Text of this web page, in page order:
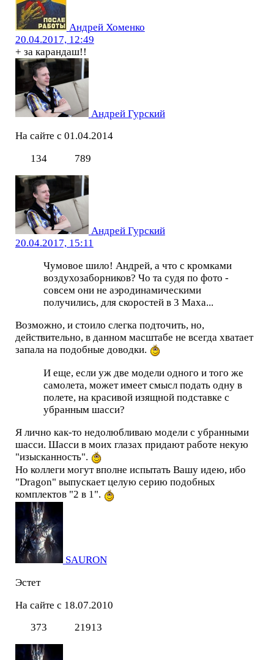
Андрей Хоменко
20.04.2017, 12:49
+ за карандаш!!
Андрей Гурский
На сайте с 01.04.2014
134
789
Андрей Гурский
20.04.2017, 15:11
Чумовое шило! Андрей, а что с кромками
воздухозаборников? Чо та судя по фото -
совсем они не аэродинамическими
получились, для скоростей в 3 Маха...
Возможно, и стоило слегка подточить, но,
действительно, в данном масштабе не всегда хватает
запала на подобные доводки.
И еще, если уж две модели одного и того же
самолета, может имеет смысл подать одну в
полете, на красивой изящной подставке с
убранным шасси?
Я лично как-то недолюбливаю модели с убранными
шасси. Шасси в моих глазах придают работе некую
"изысканность".
Но коллеги могут вполне испытать Вашу идею, ибо
"Dragon" выпускает целую серию подобных
комплектов "2 в 1".
SAURON
Эстет
На сайте с 18.07.2010
373
21913